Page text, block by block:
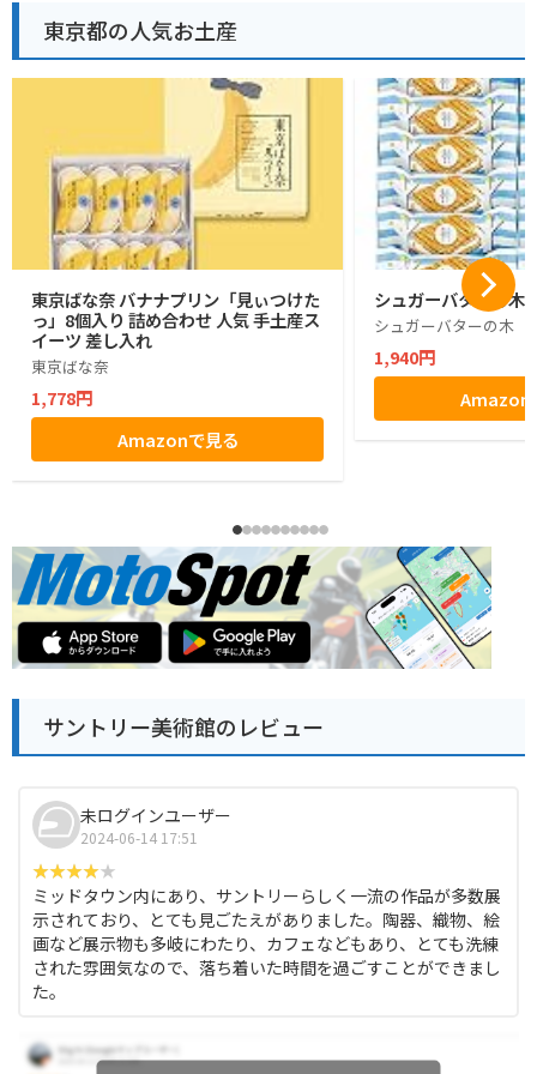
東京都の人気お土産
東京ばな奈 バナナプリン「見ぃつけた
っ」8個入り 詰め合わせ 人気 手土産ス
イーツ 差し入れ
東京ばな奈
1,778円
Amazonで見る
シュガーバターの木
シュガーバターの木
1,940円
Amazon
サントリー美術館のレビュー
未ログインユーザー
2024-06-14 17:51
ミッドタウン内にあり、サントリーらしく一流の作品が多数展
示されており、とても見ごたえがありました。陶器、織物、絵
画など展示物も多岐にわたり、カフェなどもあり、とても洗練
された雰囲気なので、落ち着いた時間を過ごすことができまし
た。